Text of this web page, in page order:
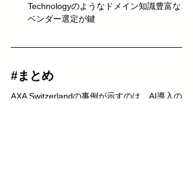
Technologyのようなドメイン知識豊富な
ベンダー選定が鍵
#まとめ
AXA Switzerlandの事例が示すのは、AI導入の